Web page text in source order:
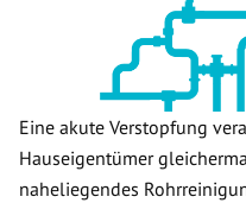
Eine akute Verstopfung
Hauseigentümer
naheliegendes